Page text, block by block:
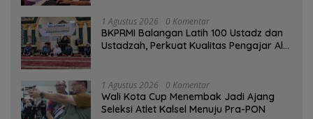
1 Agustus 2026 0 Komentar
BKPRMI Balangan Latih 100 Ustadz dan
Ustadzah, Perkuat Kualitas Pengajar Al-
1 Agustus 2026 0 Komentar
Wali Kota Cup Menembak Jadi Ajang
Seleksi Atlet Kalsel Menuju Pra-PON